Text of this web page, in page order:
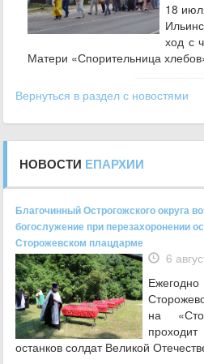
18
ход с
Матери «Спорительница
Вернуться в раздел с новостями
НОВОСТИ ЕПАРХИИ
Благочинный Острогожского округа
богослужение при перезахоронении
Сторожевском плацдарме
6
на
останков солдат Великой